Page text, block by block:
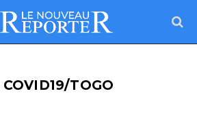
COVID19/TOGO